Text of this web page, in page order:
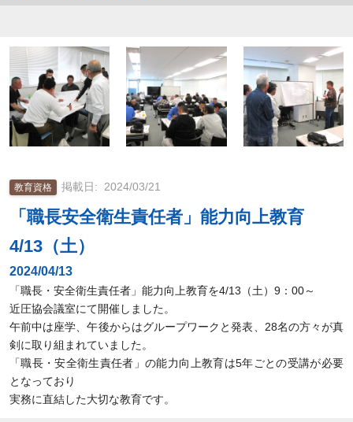
教育資格 2024/03/21
2024/04/13
「職長安全衛生責任者」能力向上教育
4/13（土）
「職長・安全衛生責任者」能力向上教育を4/13（土）9：00～
近圧協会議室にて開催しました。
午前中は座学、午後からはグループワークと発表、28名の方々が真
剣に取り組まれていました。
「職長・安全衛生責任者」の能力向上教育は5年ごとの受講が必要
となっており
実務に直結した大切な教育です。